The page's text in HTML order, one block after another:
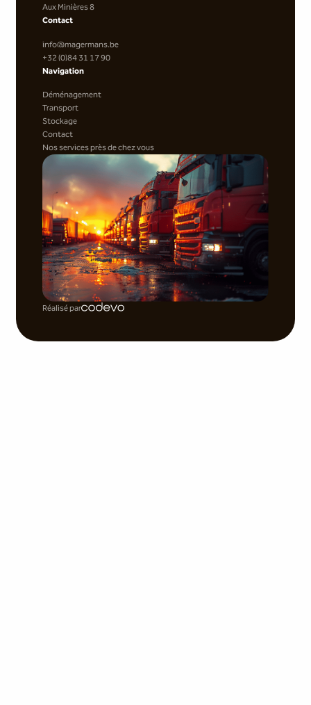
Aux Minières 8
Contact
info@magermans.be
+32 (0)84 31 17 90
Navigation
Déménagement
Transport
Stockage
Contact
Nos services près de chez vous
Réalisé par